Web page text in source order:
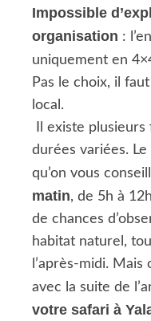
Impossible
organisation :
uniquement en
Pas le choix, il
local.
Il existe
durées variées.
qu’on vous
matin, de 5h à
de chances
habitat naturel,
l’après-midi. Mais
avec la suite de
votre safari à